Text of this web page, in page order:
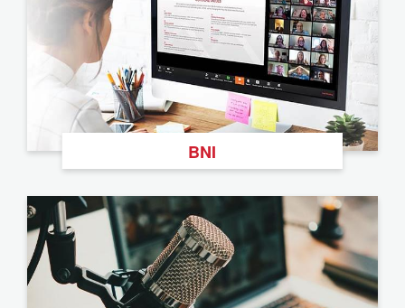
BNI